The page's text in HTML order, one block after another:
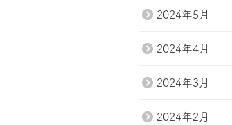
2024年5月
2024年4月
2024年3月
2024年2月